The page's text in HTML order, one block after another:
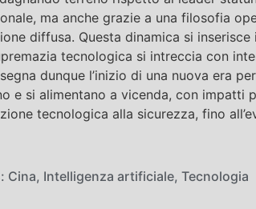
ma anche grazie a una filosofia
diffusa. Questa dinamica si
tecnologica si intreccia con
dunque l’inizio di una nuova era
e si alimentano a vicenda, con
tecnologica alla sicurezza, fino
Cina, Intelligenza artificiale, Tecnologia